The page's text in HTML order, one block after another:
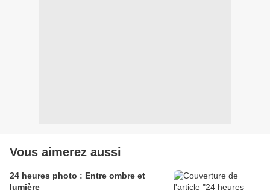
Vous aimerez aussi
24 heures photo : Entre ombre et
lumière